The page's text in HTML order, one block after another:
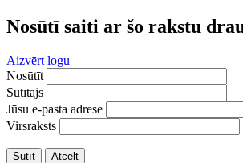
Nosūtī saiti ar šo rakstu
Aizvērt logu
Nosūtīt
Sūtītājs
Jūsu e-pasta adrese
Virsraksts
Sūtīt Atcelt